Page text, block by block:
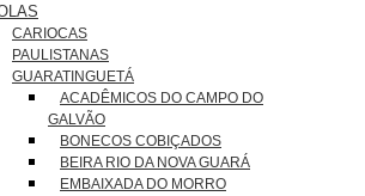
CARIOCAS
PAULISTANAS
GUARATINGUETÁ
ACADÊMICOS DO CAMPO DO
GALVÃO
BONECOS COBIÇADOS
BEIRA RIO DA NOVA GUARÁ
EMBAIXADA DO MORRO